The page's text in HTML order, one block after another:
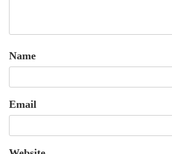
Name
Email